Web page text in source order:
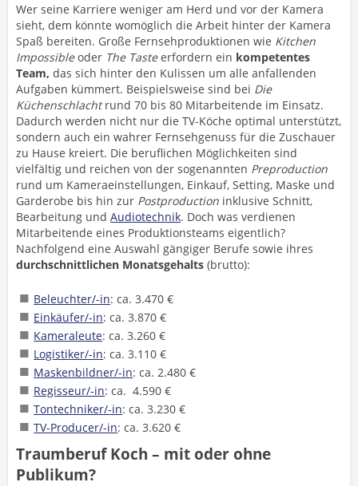
Wer seine Karriere weniger am Herd und vor der Kamera
sieht, dem könnte womöglich die Arbeit hinter der Kamera
Spaß bereiten. Große Fernsehproduktionen wie Kitchen
Impossibleoder The Tasteerfordern ein kompetentes
Team, das sich hinter den Kulissen um alle anfallenden
Aufgaben kümmert. Beispielsweise sind bei Die
Küchenschlachtrund 70 bis 80 Mitarbeitende im Einsatz.
Dadurch werden nicht nur die TV-Köche optimal unterstützt,
sondern auch ein wahrer Fernsehgenuss für die Zuschauer
zu Hause kreiert. Die beruflichen Möglichkeiten sind
vielfältig und reichen von der sogenannten Preproduction
rund um Kameraeinstellungen, Einkauf, Setting, Maske und
Garderobe bis hin zur Postproduction inklusive Schnitt,
Bearbeitung und Audiotechnik. Doch was verdienen
Mitarbeitende eines Produktionsteams eigentlich?
Nachfolgend eine Auswahl gängiger Berufe sowie ihres
durchschnittlichen Monatsgehalts (brutto):
Beleuchter/-in: ca. 3.470 €
Einkäufer/-in: ca. 3.870 €
Kameraleute: ca. 3.260 €
Logistiker/-in: ca. 3.110 €
Maskenbildner/-in: ca. 2.480 €
Regisseur/-in: ca. 4.590 €
Tontechniker/-in: ca. 3.230 €
TV-Producer/-in: ca. 3.620 €
Traumberuf Koch – mit oder ohne
Publikum?